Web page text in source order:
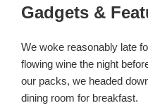
Gadgets &
We woke reasonably late
flowing wine the night
our packs, we headed
dining room for breakfast.